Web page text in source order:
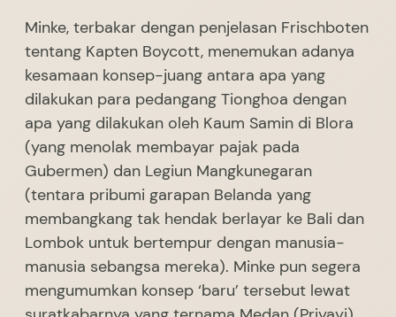
Minke, terbakar dengan penjelasan Frischboten
tentang Kapten Boycott, menemukan adanya
kesamaan konsep-juang antara apa yang
dilakukan para pedangang Tionghoa dengan
apa yang dilakukan oleh Kaum Samin di Blora
(yang menolak membayar pajak pada
Gubermen) dan Legiun Mangkunegaran
(tentara pribumi garapan Belanda yang
membangkang tak hendak berlayar ke Bali dan
Lombok untuk bertempur dengan manusia-
manusia sebangsa mereka). Minke pun segera
mengumumkan konsep ‘baru’ tersebut lewat